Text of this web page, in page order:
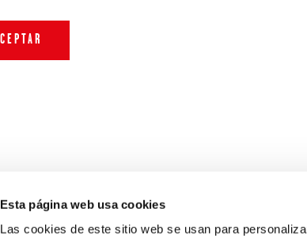
Esta página web usa cookies
Las cookies de este sitio web se usan para